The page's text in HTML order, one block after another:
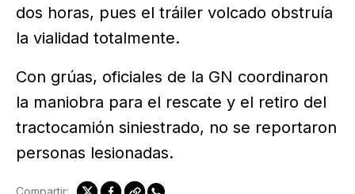
dos horas, pues el tráiler volcado obstruía
la vialidad totalmente.
Con grúas, oficiales de la GN coordinaron
la maniobra para el rescate y el retiro del
tractocamión siniestrado, no se reportaron
personas lesionadas.